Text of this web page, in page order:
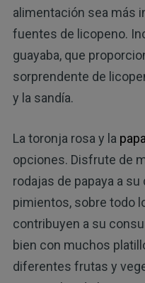
alimentación sea más
fuentes de licopeno.
guayaba, que
sorprendente de
y la sandía.
La toronja rosa y la
opciones. Disfrute de
rodajas de papaya a
pimientos, sobre todo
contribuyen a su
bien con muchos
diferentes frutas y